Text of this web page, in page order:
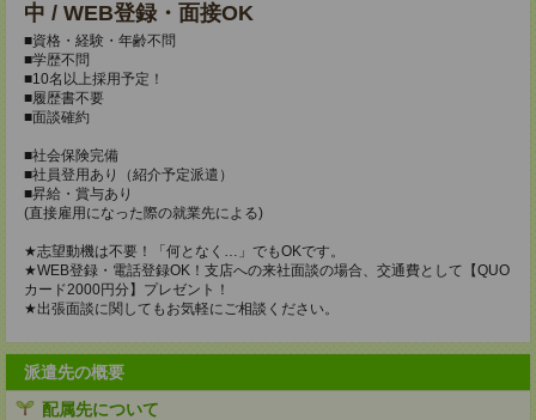
中 / WEB登録・面接OK
■資格・経験・年齢不問
■学歴不問
■10名以上採用予定！
■履歴書不要
■面談確約
■社会保険完備
■社員登用あり（紹介予定派遣）
■昇給・賞与あり
(直接雇用になった際の就業先による)
★志望動機は不要！「何となく…」でもOKです。
★WEB登録・電話登録OK！支店への来社面談の場合、交通費として【QUO
カード2000円分】プレゼント！
★出張面談に関してもお気軽にご相談ください。
派遣先の概要
配属先について